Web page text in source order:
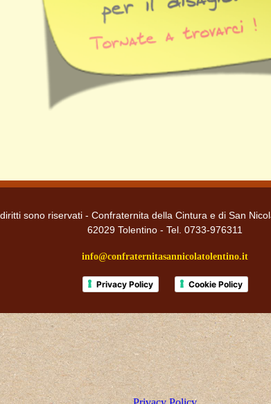
sono riservati - Confraternita della Cintura e di San
62029 Tolentino - Tel. 0733-976311
info@confraternitasannicolatolentino.it
Privacy Policy Cookie Policy